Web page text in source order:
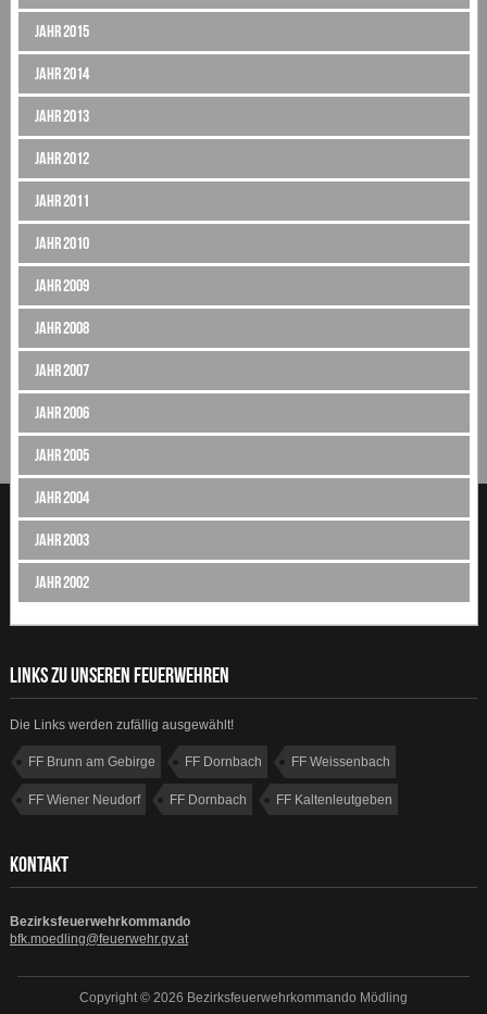
Jahr 2015
Jahr 2014
Jahr 2013
Jahr 2012
Jahr 2011
Jahr 2010
Jahr 2009
Jahr 2008
Jahr 2007
Jahr 2006
Jahr 2005
Jahr 2004
Jahr 2003
Jahr 2002
LINKS ZU UNSEREN FEUERWEHREN
Die Links werden zufällig ausgewählt!
FF Brunn am Gebirge FF Dornbach FF Weissenbach
FF Wiener Neudorf FF Dornbach FF Kaltenleutgeben
KONTAKT
Bezirksfeuerwehrkommando
bfk.moedling@feuerwehr.gv.at
Copyright © 2026 Bezirksfeuerwehrkommando Mödling